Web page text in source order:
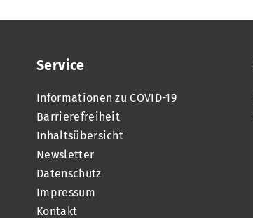
Service
Informationen zu COVID-19
Barrierefreiheit
Inhaltsübersicht
Newsletter
Datenschutz
Impressum
Kontakt